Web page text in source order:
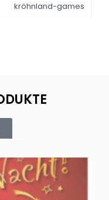
kröhnland-games